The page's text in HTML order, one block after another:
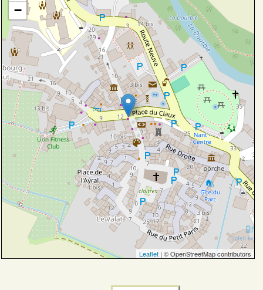
−
Leaflet | © OpenStreetMap contributors